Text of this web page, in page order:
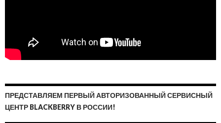
ПРЕДСТАВЛЯЕМ ПЕРВЫЙ АВТОРИЗОВАННЫЙ СЕРВИСНЫЙ
ЦЕНТР BLACKBERRY В РОССИИ!